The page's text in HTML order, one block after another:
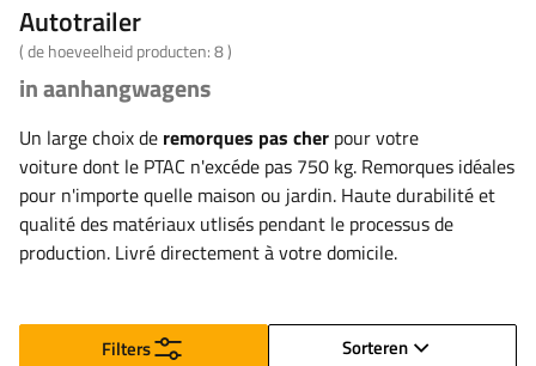
Autotrailer
( de hoeveelheid producten:8)
in aanhangwagens
Un large choix de remorques pas cher pour votre
voiture dont le PTAC n'excéde pas 750 kg. Remorques idéales
pour n'importe quelle maison ou jardin. Haute durabilité et
qualité des matériaux utlisés pendant le processus de
production. Livré directement à votre domicile.
Sorteren
Filters